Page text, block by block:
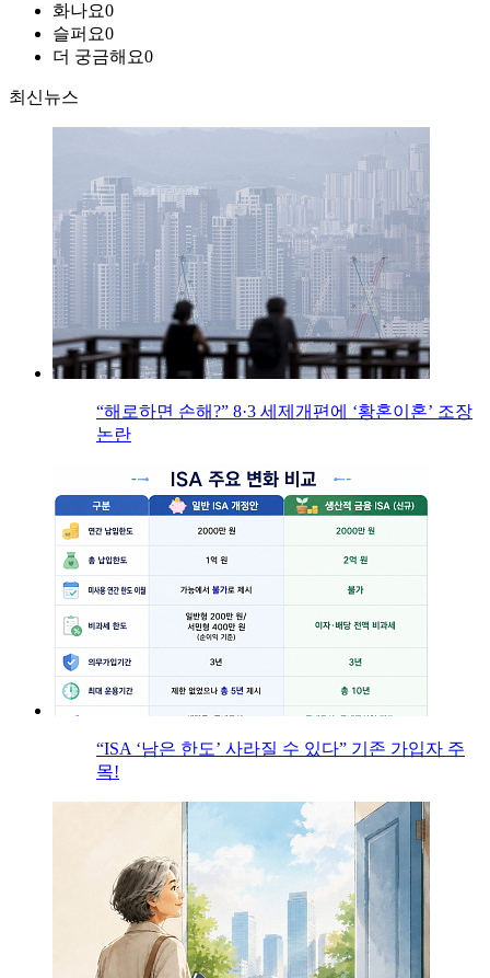
화나요0
슬퍼요0
더 궁금해요0
최신뉴스
“해로하면 손해?” 8·3 세제개편에 ‘황혼이혼’ 조장
논란
“ISA ‘남은 한도’ 사라질 수 있다” 기존 가입자 주
목!